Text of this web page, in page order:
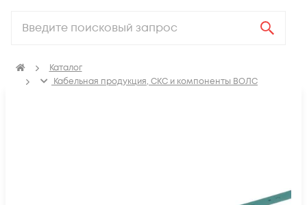
Каталог
Кабельная продукция, СКС и компоненты ВОЛС